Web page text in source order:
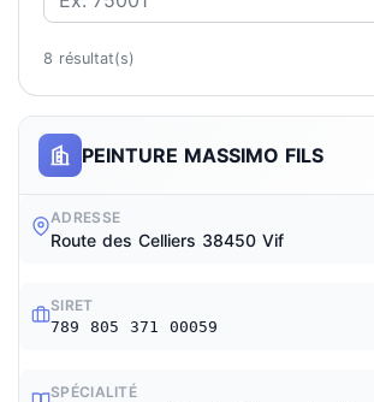
PEINTURE MASSIMO FILS
ADRESSE
Route des Celliers 38450 Vif
SIRET
789 805 371 00059
SPÉCIALITÉ
8 résultat(s)